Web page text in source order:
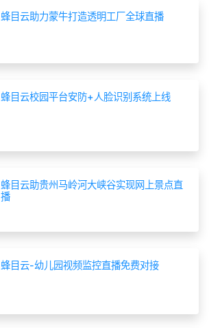
蜂目云助力蒙牛打造透明工厂全球直播
蜂目云校园平台安防+人脸识别系统上线
蜂目云助贵州马岭河大峡谷实现网上景点直
播
蜂目云-幼儿园视频监控直播免费对接